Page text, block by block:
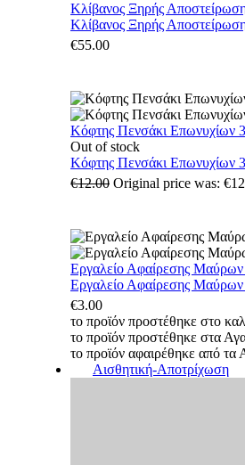
Κλίβανος Ξηρής
Κλίβανος Ξηρής
€55.00
Κόφτης Πενσάκι Επωνυχίων
Out of stock
Κόφτης Πενσάκι Επωνυχίων
€12.00 Original price was:
Εργαλείο Αφαίρεσης
Εργαλείο Αφαίρεσης
€3.00
το προϊόν προστέθηκε στο
το προϊόν προστέθηκε στα
το προϊόν αφαιρέθηκε από τα
Αισθητική-Αποτρίχωση